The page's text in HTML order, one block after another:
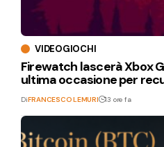
VIDEOGIOCHI
Firewatch lascerà Xbox
ultima occasione per
DiFRANCESCO LEMURI 13 ore fa